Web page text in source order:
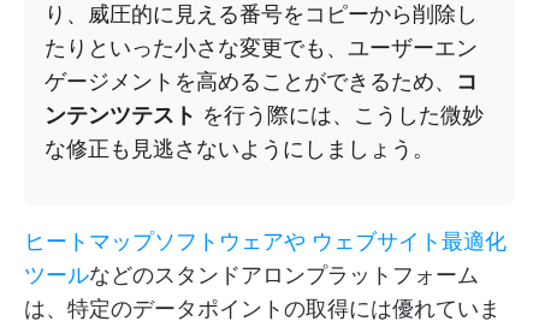
り、威圧的に見える番号をコピーから削除し
たりといった小さな変更でも、ユーザーエン
ゲージメントを高めることができるため、 コ
ンテンツテスト を行う際には、こうした微妙
な修正も見逃さないようにしましょう。
ヒートマップソフトウェアや ウェブサイト最適化
ツールなどのスタンドアロンプラットフォーム
は、特定のデータポイントの取得には優れていま